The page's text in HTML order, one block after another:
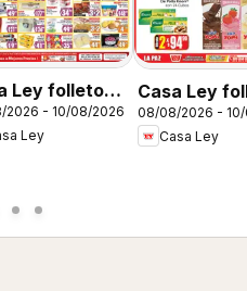
Ley folleto
2026 - 10/08/2026
Ley
Casa Ley
Verano de
08/08/2026 -
Casa Ley